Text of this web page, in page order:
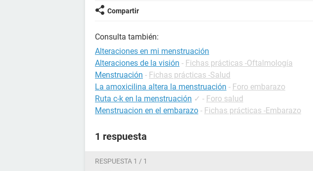
Me podrian decir que es lo que me podría estar pasando, por
Compartir
Consulta también:
Alteraciones en mi menstruación
Alteraciones de la visión - Fichas prácticas -Oftalmología
Menstruación - Fichas prácticas -Salud
La amoxicilina altera la menstruación - Foro embarazo
Ruta c-k en la menstruación ✓ - Foro salud
Menstruacion en el embarazo - Fichas prácticas -Embarazo
1 respuesta
RESPUESTA 1 / 1